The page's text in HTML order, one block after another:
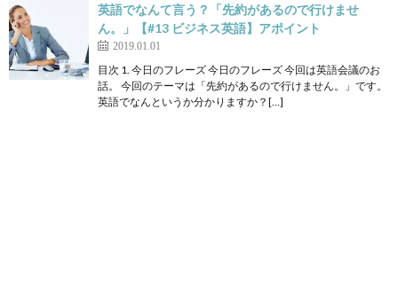
英語でなんて言う？「先約があるので行けませ
ん。」【#13 ビジネス英語】アポイント
2019.01.01
目次 1. 今日のフレーズ 今日のフレーズ 今回は英語会議のお
話。 今回のテーマは「先約があるので行けません。」です。
英語でなんというか分かりますか？[…]